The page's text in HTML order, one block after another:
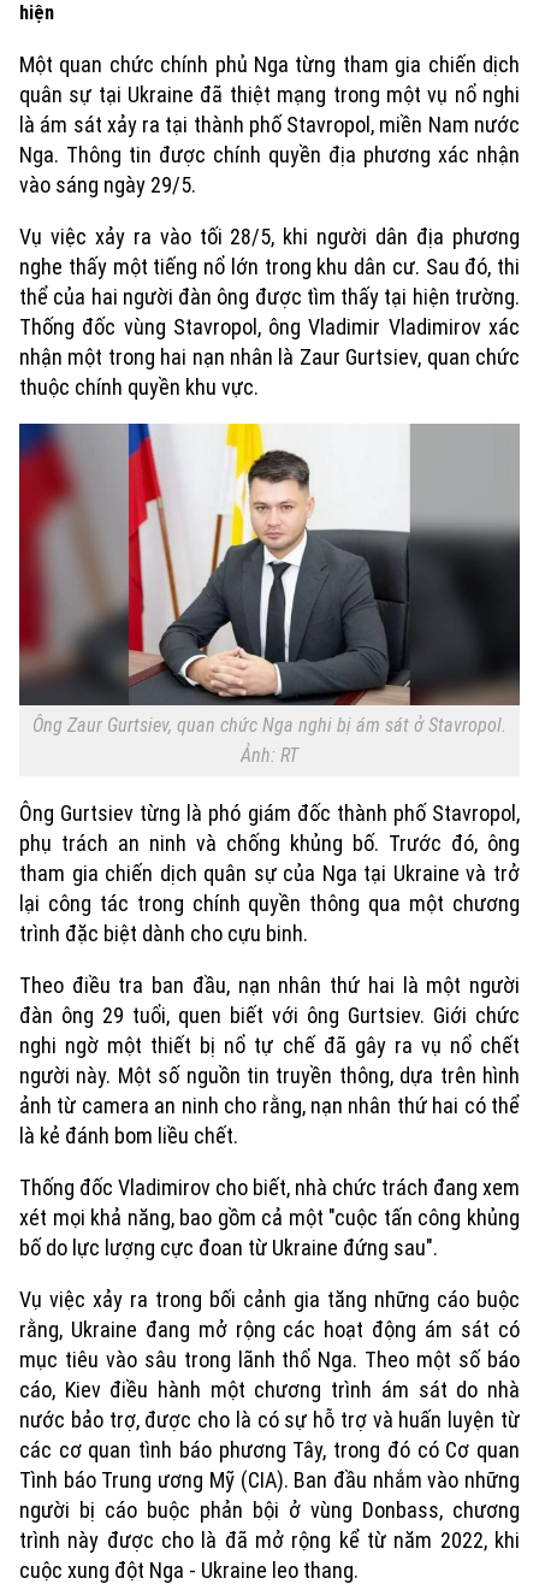
Liên hệ đường dây nóng (bấm để gọi)
Tòa soạn Tòa soạn
hiện
Một quan chức chính phủ Nga từng tham gia chiến dịch
quân sự tại Ukraine đã thiệt mạng trong một vụ nổ nghi
là ám sát xảy ra tại thành phố Stavropol, miền Nam nước
Nga. Thông tin được chính quyền địa phương xác nhận
vào sáng ngày 29/5.
Vụ việc xảy ra vào tối 28/5, khi người dân địa phương
nghe thấy một tiếng nổ lớn trong khu dân cư. Sau đó, thi
thể của hai người đàn ông được tìm thấy tại hiện trường.
Thống đốc vùng Stavropol, ông Vladimir Vladimirov xác
nhận một trong hai nạn nhân là Zaur Gurtsiev, quan chức
thuộc chính quyền khu vực.
Ông Zaur Gurtsiev, quan chức Nga nghi bị ám sát ở Stavropol.
Ảnh: RT
Ông Gurtsiev từng là phó giám đốc thành phố Stavropol,
phụ trách an ninh và chống khủng bố. Trước đó, ông
tham gia chiến dịch quân sự của Nga tại Ukraine và trở
lại công tác trong chính quyền thông qua một chương
trình đặc biệt dành cho cựu binh.
Theo điều tra ban đầu, nạn nhân thứ hai là một người
đàn ông 29 tuổi, quen biết với ông Gurtsiev. Giới chức
nghi ngờ một thiết bị nổ tự chế đã gây ra vụ nổ chết
người này. Một số nguồn tin truyền thông, dựa trên hình
ảnh từ camera an ninh cho rằng, nạn nhân thứ hai có thể
là kẻ đánh bom liều chết.
Thống đốc Vladimirov cho biết, nhà chức trách đang xem
xét mọi khả năng, bao gồm cả một "cuộc tấn công khủng
bố do lực lượng cực đoan từ Ukraine đứng sau".
Vụ việc xảy ra trong bối cảnh gia tăng những cáo buộc
rằng, Ukraine đang mở rộng các hoạt động ám sát có
mục tiêu vào sâu trong lãnh thổ Nga. Theo một số báo
cáo, Kiev điều hành một chương trình ám sát do nhà
nước bảo trợ, được cho là có sự hỗ trợ và huấn luyện từ
các cơ quan tình báo phương Tây, trong đó có Cơ quan
Tình báo Trung ương Mỹ (CIA). Ban đầu nhắm vào những
người bị cáo buộc phản bội ở vùng Donbass, chương
trình này được cho là đã mở rộng kể từ năm 2022, khi
cuộc xung đột Nga - Ukraine leo thang.